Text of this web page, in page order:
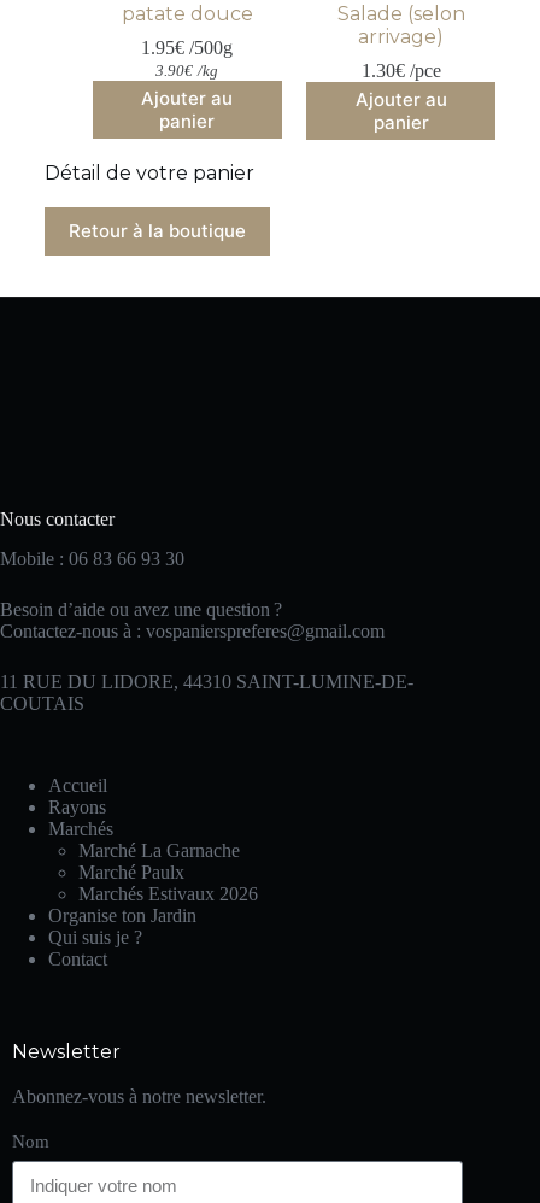
patate douce
1.95€ /500g
3.90€ /kg
Ajouter au
panier
Salade (selon
arrivage)
1.30€ /pce
Ajouter au
panier
Détail de votre panier
Retour à la boutique
Nous contacter
Mobile : 06 83 66 93 30
Besoin d’aide ou avez une question ?
Contactez-nous à : vospanierspreferes@gmail.com
11 RUE DU LIDORE, 44310 SAINT-LUMINE-DE-
COUTAIS
Accueil
Rayons
Marchés
Marché La Garnache
Marché Paulx
Marchés Estivaux 2026
Organise ton Jardin
Qui suis je ?
Contact
Newsletter
Abonnez-vous à notre newsletter.
Nom